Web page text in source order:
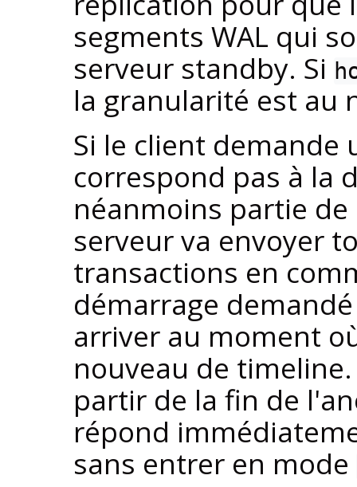
segments WAL qui
serveur standby. Si
la granularité est au
Si le client demande
correspond pas à la
néanmoins partie
serveur va envoyer
transactions en
démarrage
arriver au moment
nouveau de
partir de la fin de
répond
sans entrer en mode